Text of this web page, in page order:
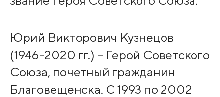
Юрий Викторович Кузнецов
(1946-2020 гг.) – Герой Советского
Союза, почетный гражданин
Благовещенска. С 1993 по 2002